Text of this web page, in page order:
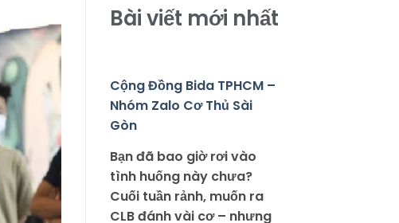
Bài viết mới nhất
Cộng Đồng Bida TPHCM –
Nhóm Zalo Cơ Thủ Sài
Gòn
Bạn đã bao giờ rơi vào
tình huống này chưa?
Cuối tuần rảnh, muốn ra
CLB đánh vài cơ – nhưng